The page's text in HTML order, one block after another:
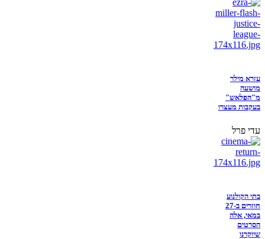
עזרא מילר
מושעה
מ"הפלאש"
בעקבות מעצרו
עדי פרל
בתי הקולנוע
חוזרים ב-27
במאי, אלה
הסרטים
שיוקרנו